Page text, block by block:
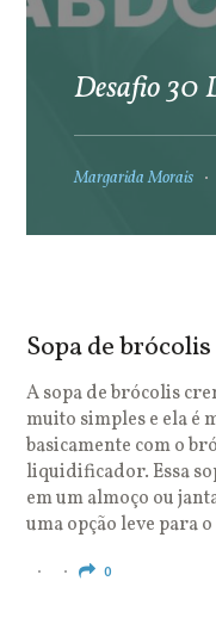
Desafio 30
Margarida Morais
Sopa de
A sopa de brócolis
muito simples e ela é
basicamente com o
liquidificador. Essa
em um almoço ou
uma opção leve para
0